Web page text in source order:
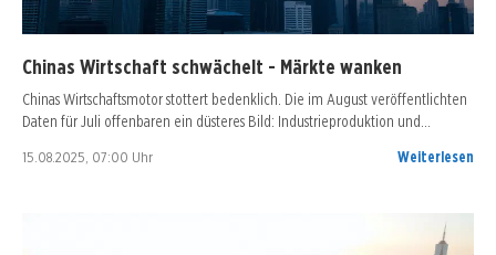
Chinas Wirtschaft schwächelt - Märkte wanken
Chinas Wirtschaftsmotor stottert bedenklich. Die im August veröffentlichten
Daten für Juli offenbaren ein düsteres Bild: Industrieproduktion und…
15.08.2025, 07:00 Uhr Weiterlesen